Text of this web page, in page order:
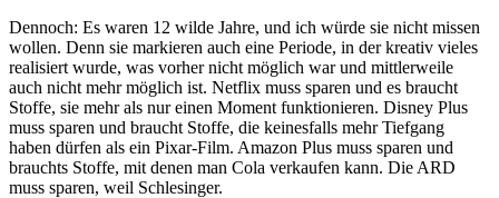
Dennoch: Es waren 12 wilde Jahre, und ich würde sie nicht missen
wollen. Denn sie markieren auch eine Periode, in der kreativ vieles
realisiert wurde, was vorher nicht möglich war und mittlerweile
auch nicht mehr möglich ist. Netflix muss sparen und es braucht
Stoffe, sie mehr als nur einen Moment funktionieren. Disney Plus
muss sparen und braucht Stoffe, die keinesfalls mehr Tiefgang
haben dürfen als ein Pixar-Film. Amazon Plus muss sparen und
brauchts Stoffe, mit denen man Cola verkaufen kann. Die ARD
muss sparen, weil Schlesinger.